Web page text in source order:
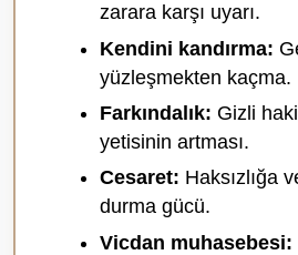
zarara karşı uyarı.
Kendini kandırma:
yüzleşmekten kaçma.
Farkındalık: Gizli
yetisinin artması.
Cesaret: Haksızlığa
durma gücü.
Vicdan muhasebesi: